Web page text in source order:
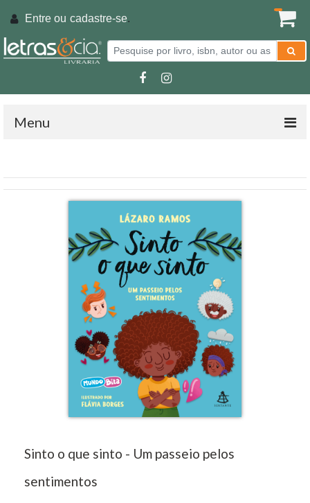
Entre ou cadastre-se.
Menu
Sinto o que sinto - Um passeio pelos
sentimentos